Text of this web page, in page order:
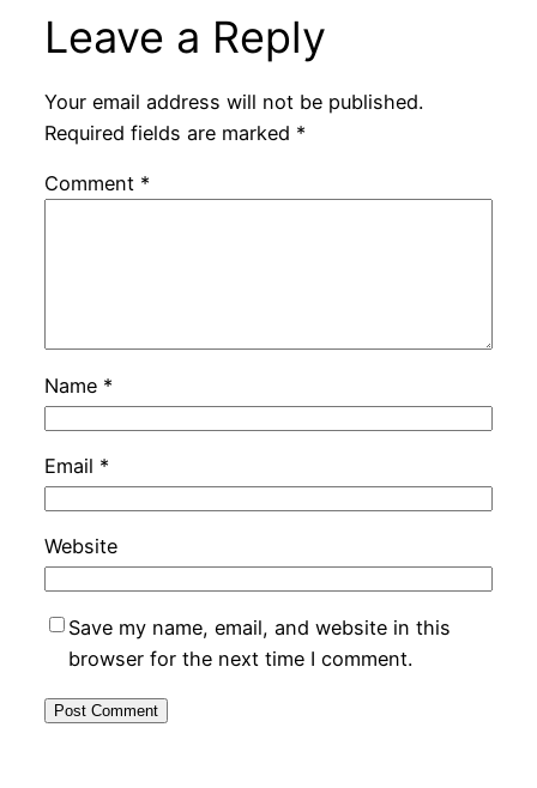
Leave a Reply
Your email address will not be published.
Required fields are marked *
Comment *
Name *
Email *
Website
Save my name, email, and website in this
browser for the next time I comment.